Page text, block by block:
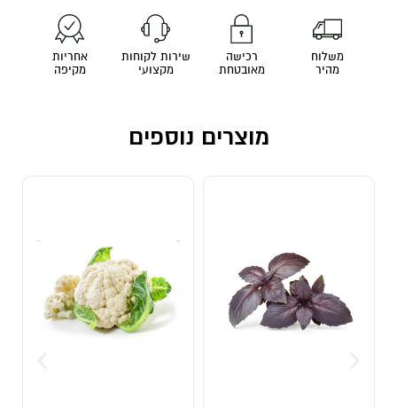
משלוח
מהיר
רכישה
מאובטחת
שירות לקוחות
מקצועי
אחריות
מקיפה
מוצרים נוספים